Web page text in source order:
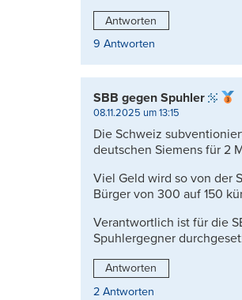
Antworten
9 Antworten
SBB gegen Spuhler
08.11.2025 um 13:15
Die Schweiz
deutschen Siemens für 2
Viel Geld wird so von der
Bürger von 300 auf 150
Verantwortlich ist für die
Spuhlergegner
Antworten
2 Antworten